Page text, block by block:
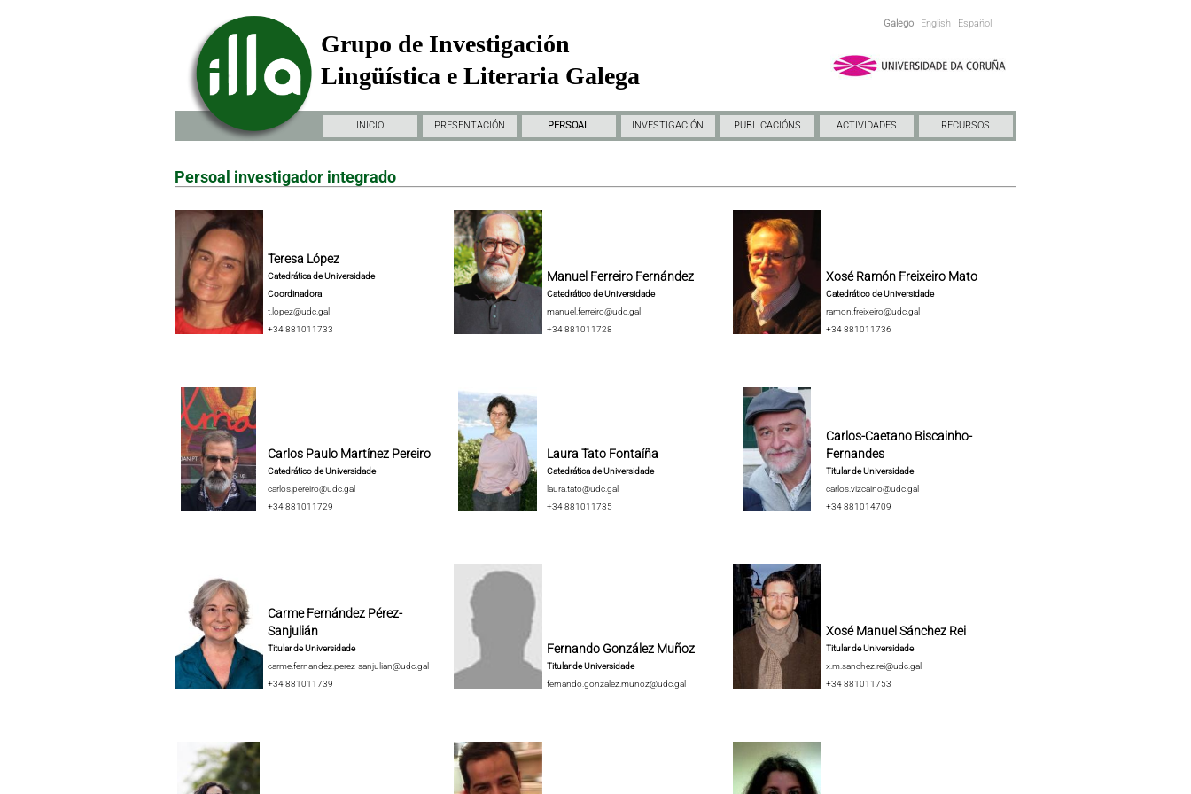
Galego English Español
Grupo de Investigación
Lingüística e Literaria Galega
INICIO PRESENTACIÓN PERSOAL INVESTIGACIÓN PUBLICACIÓNS ACTIVIDADES RECURSOS
Persoal investigador integrado
Teresa López
Catedrática de Universidade
Coordinadora
t.lopez@udc.gal
+34 881011733
Manuel Ferreiro Fernández
Catedrático de Universidade
manuel.ferreiro@udc.gal
+34 881011728
Xosé Ramón Freixeiro Mato
Catedrático de Universidade
ramon.freixeiro@udc.gal
+34 881011736
Carlos Paulo Martínez Pereiro
Catedrático de Universidade
carlos.pereiro@udc.gal
+34 881011729
Laura Tato Fontaíña
Catedrática de Universidade
laura.tato@udc.gal
+34 881011735
Carlos-Caetano Biscainho-
Fernandes
Titular de Universidade
carlos.vizcaino@udc.gal
+34 881014709
Carme Fernández Pérez-
Sanjulián
Titular de Universidade
carme.fernandez.perez-sanjulian@udc.gal
+34 881011739
Fernando González Muñoz
Titular de Universidade
fernando.gonzalez.munoz@udc.gal
Xosé Manuel Sánchez Rei
Titular de Universidade
x.m.sanchez.rei@udc.gal
+34 881011753